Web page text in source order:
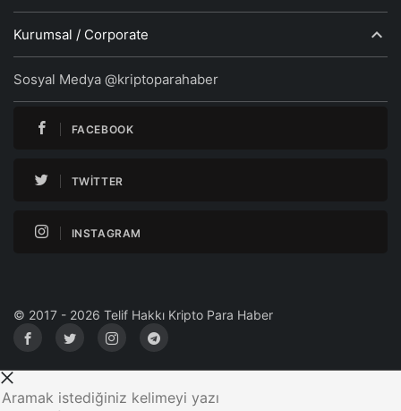
Kurumsal / Corporate
Sosyal Medya @kriptoparahaber
FACEBOOK
TWITTER
INSTAGRAM
© 2017 - 2026 Telif Hakkı Kripto Para Haber